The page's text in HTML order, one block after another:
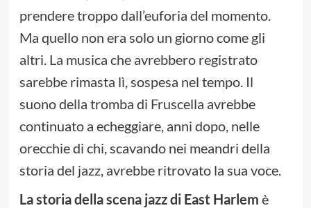
prendere troppo dall’euforia del momento.
Ma quello non era solo un giorno come gli
altri. La musica che avrebbero registrato
sarebbe rimasta lì, sospesa nel tempo. Il
suono della tromba di Fruscella avrebbe
continuato a echeggiare, anni dopo, nelle
orecchie di chi, scavando nei meandri della
storia del jazz, avrebbe ritrovato la sua voce.
La storia della scena jazz di East Harlem è